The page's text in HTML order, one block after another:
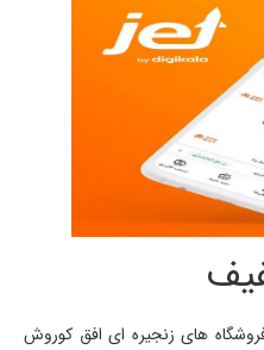
فروشگاه های زنجیره ای افق کوروش